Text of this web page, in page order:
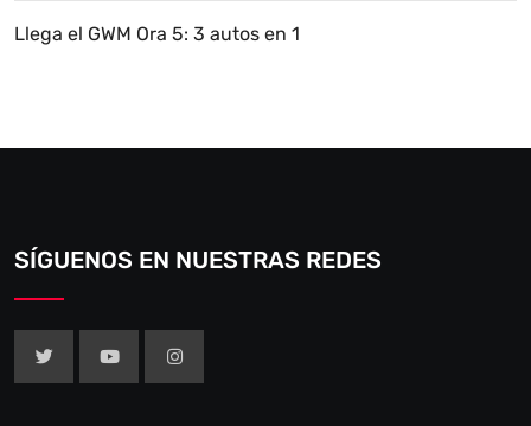
Llega el GWM Ora 5: 3 autos en 1
SÍGUENOS EN NUESTRAS REDES